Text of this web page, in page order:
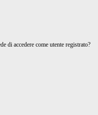
di accedere come utente registrato?